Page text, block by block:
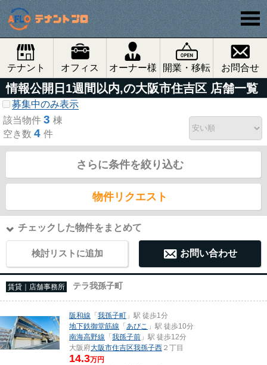
テナント オフィス オーナー様 開業・移転 お問合せ
情報公開日1週間以内,の大阪市住吉区 店舗一覧
募集中のみ表示
該当物件 3 棟
空き数 4 件
さらに条件を絞り込む
物件リクエスト
チェックした物件をまとめて
検討リストに追加 お問い合わせ
賃貸｜店舗事務所 テラ我孫子町
阪和線 「我孫子町 」駅 徒歩1分
地下鉄御堂筋線 「あびこ 」駅 徒歩10分
南海高野線 「我孫子前 」駅 徒歩12分
大阪府大阪市住吉区我孫子西 ２丁目
14.3万円